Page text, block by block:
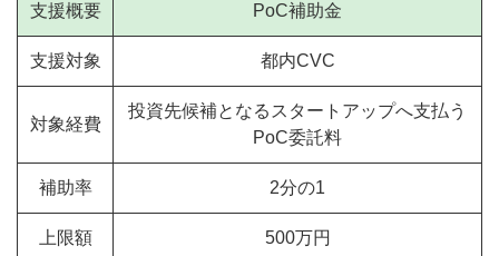
支援概要 PoC補助金
支援対象 都内CVC
対象経費
投資先候補となるスタートアップへ支払う
PoC委託料
補助率 2分の1
上限額 500万円